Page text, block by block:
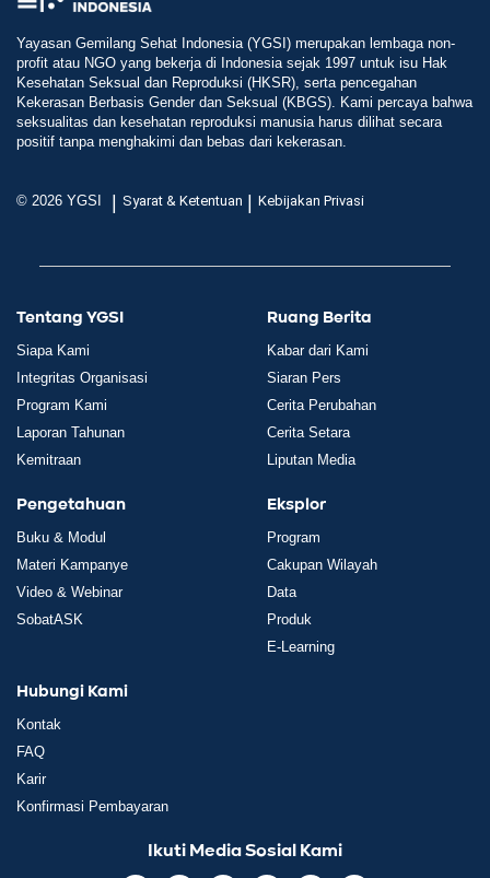
Yayasan Gemilang Sehat Indonesia (YGSI) merupakan lembaga non-
profit atau NGO yang bekerja di Indonesia sejak 1997 untuk isu Hak
Kesehatan Seksual dan Reproduksi (HKSR), serta pencegahan
Kekerasan Berbasis Gender dan Seksual (KBGS). Kami percaya bahwa
seksualitas dan kesehatan reproduksi manusia harus dilihat secara
positif tanpa menghakimi dan bebas dari kekerasan.
© 2026 YGSI | Syarat & Ketentuan | Kebijakan Privasi
Tentang YGSI
Siapa Kami
Integritas Organisasi
Program Kami
Laporan Tahunan
Kemitraan
Ruang Berita
Kabar dari Kami
Siaran Pers
Cerita Perubahan
Cerita Setara
Liputan Media
Pengetahuan
Buku & Modul
Materi Kampanye
Video & Webinar
SobatASK
Eksplor
Program
Cakupan Wilayah
Data
Produk
E-Learning
Hubungi Kami
Kontak
FAQ
Karir
Konfirmasi Pembayaran
Ikuti Media Sosial Kami